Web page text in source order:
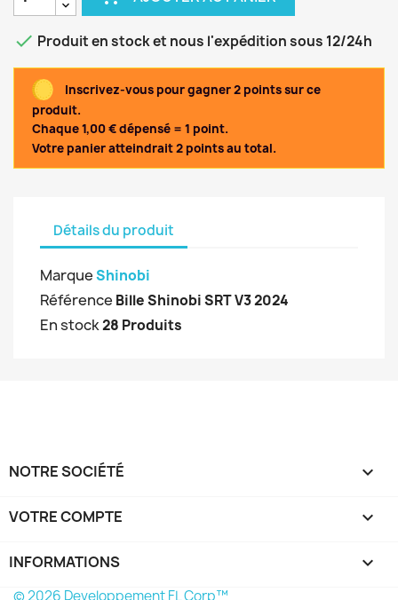
 Produit en stock et nous l'expédition sous 12/24h
Inscrivez-vous pour gagner 2 points sur ce
produit.
Chaque 1,00 € dépensé = 1 point.
Votre panier atteindrait 2 points au total.
Détails du produit
MarqueShinobi
Référence Bille Shinobi SRT V3 2024
En stock28 Produits
NOTRE SOCIÉTÉ 
VOTRE COMPTE 
INFORMATIONS keyboard_arrow_down
© 2026 Developpement FL Corp™